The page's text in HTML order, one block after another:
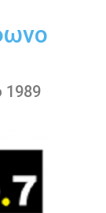
1989